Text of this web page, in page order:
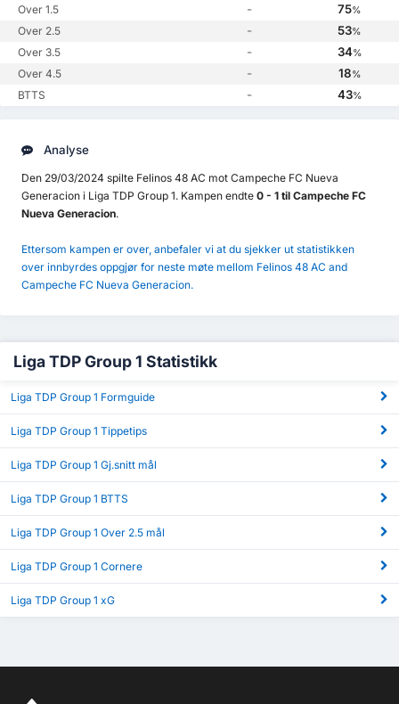
Over 1.5 - 75%
Over 2.5 - 53%
Over 3.5 - 34%
Over 4.5 - 18%
BTTS - 43%
Analyse
Den 29/03/2024 spilte Felinos 48 AC mot Campeche FC Nueva
Generacion i Liga TDP Group 1. Kampen endte 0 - 1 til Campeche FC
Nueva Generacion.
Ettersom kampen er over, anbefaler vi at du sjekker ut statistikken
over innbyrdes oppgjør for neste møte mellom Felinos 48 AC and
Campeche FC Nueva Generacion.
Liga TDP Group 1 Statistikk
Liga TDP Group 1 Formguide
Liga TDP Group 1 Tippetips
Liga TDP Group 1 Gj.snitt mål
Liga TDP Group 1 BTTS
Liga TDP Group 1 Over 2.5 mål
Liga TDP Group 1 Cornere
Liga TDP Group 1 xG